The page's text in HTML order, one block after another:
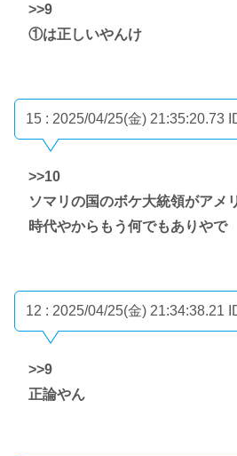
>>9
①は正しいやんけ
15 : 2025/04/25(金) 21:35:20.73
>>10
ソマリの国のボケ大統領がアメ
時代やからもう何でもありやで
12 : 2025/04/25(金) 21:34:38.21
>>9
正論やん